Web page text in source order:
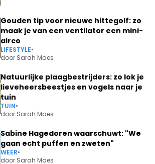
Gouden tip voor nieuwe hittegolf: zo
maak je van een ventilator een mini-
airco
LIFESTYLE•
door Sarah Maes
Natuurlijke plaagbestrijders: zo lok je
lieveheersbeestjes en vogels naar je
tuin
TUIN•
door Sarah Maes
Sabine Hagedoren waarschuwt: "We
gaan echt puffen en zweten"
WEER•
door Sarah Maes